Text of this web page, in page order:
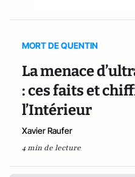
MORT DE QUENTIN
La menace
: ces faits et
l’Intérieur
Xavier Raufer
4 min de lecture